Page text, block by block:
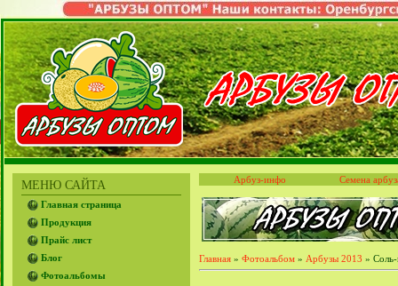
МЕНЮ САЙТА
Главная страница
Продукция
Прайс лист
Блог
Фотоальбомы
Арбуз-инфо Семена
Главная » Фотоальбом » Арбузы 2013 »